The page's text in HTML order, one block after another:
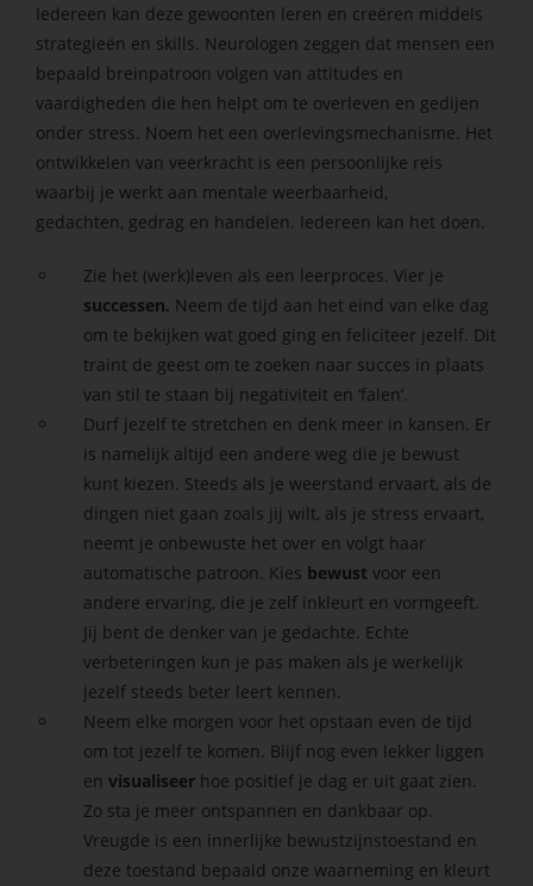
Iedereen kan deze gewoonten leren en creëren middels
strategieën en skills. Neurologen zeggen dat mensen een
bepaald breinpatroon volgen van attitudes en
vaardigheden die hen helpt om te overleven en gedijen
onder stress. Noem het een overlevingsmechanisme. Het
ontwikkelen van veerkracht is een persoonlijke reis
waarbij je werkt aan mentale weerbaarheid,
gedachten, gedrag en handelen. Iedereen kan het doen.
Zie het (werk)leven als een leerproces.Vier je
successen. Neem de tijd aan het eind van elke dag
om te bekijken wat goed ging en feliciteer jezelf. Dit
traint de geest om te zoeken naar succes in plaats
van stil te staan ​​bij negativiteit en ‘falen’.
Durf jezelf te stretchen en denk meer in kansen. Er
is namelijk altijd een andere weg die je bewust
kunt kiezen. Steeds als je weerstand ervaart, als de
dingen niet gaan zoals jij wilt, als je stress ervaart,
neemt je onbewuste het over en volgt haar
automatische patroon. Kies bewust voor een
andere ervaring, die je zelf inkleurt en vormgeeft.
Jij bent de denker van je gedachte. Echte
verbeteringen kun je pas maken als je werkelijk
jezelf steeds beter leert kennen.
Neem elke morgen voor het opstaan even de tijd
om tot jezelf te komen. Blijf nog even lekker liggen
envisualiseer hoe positief je dag er uit gaat zien.
Zo sta je meer ontspannen en dankbaar op.
Vreugde is een innerlijke bewustzijnstoestand en
deze toestand bepaald onze waarneming en kleurt